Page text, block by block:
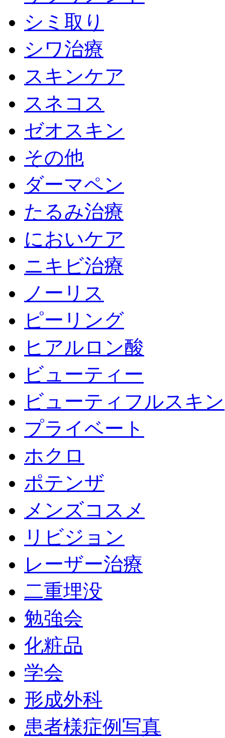
シミ取り
シワ治療
スキンケア
スネコス
ゼオスキン
その他
ダーマペン
たるみ治療
においケア
ニキビ治療
ノーリス
ピーリング
ヒアルロン酸
ビューティー
ビューティフルスキン
プライベート
ホクロ
ポテンザ
メンズコスメ
リビジョン
レーザー治療
二重埋没
勉強会
化粧品
学会
形成外科
患者様症例写真